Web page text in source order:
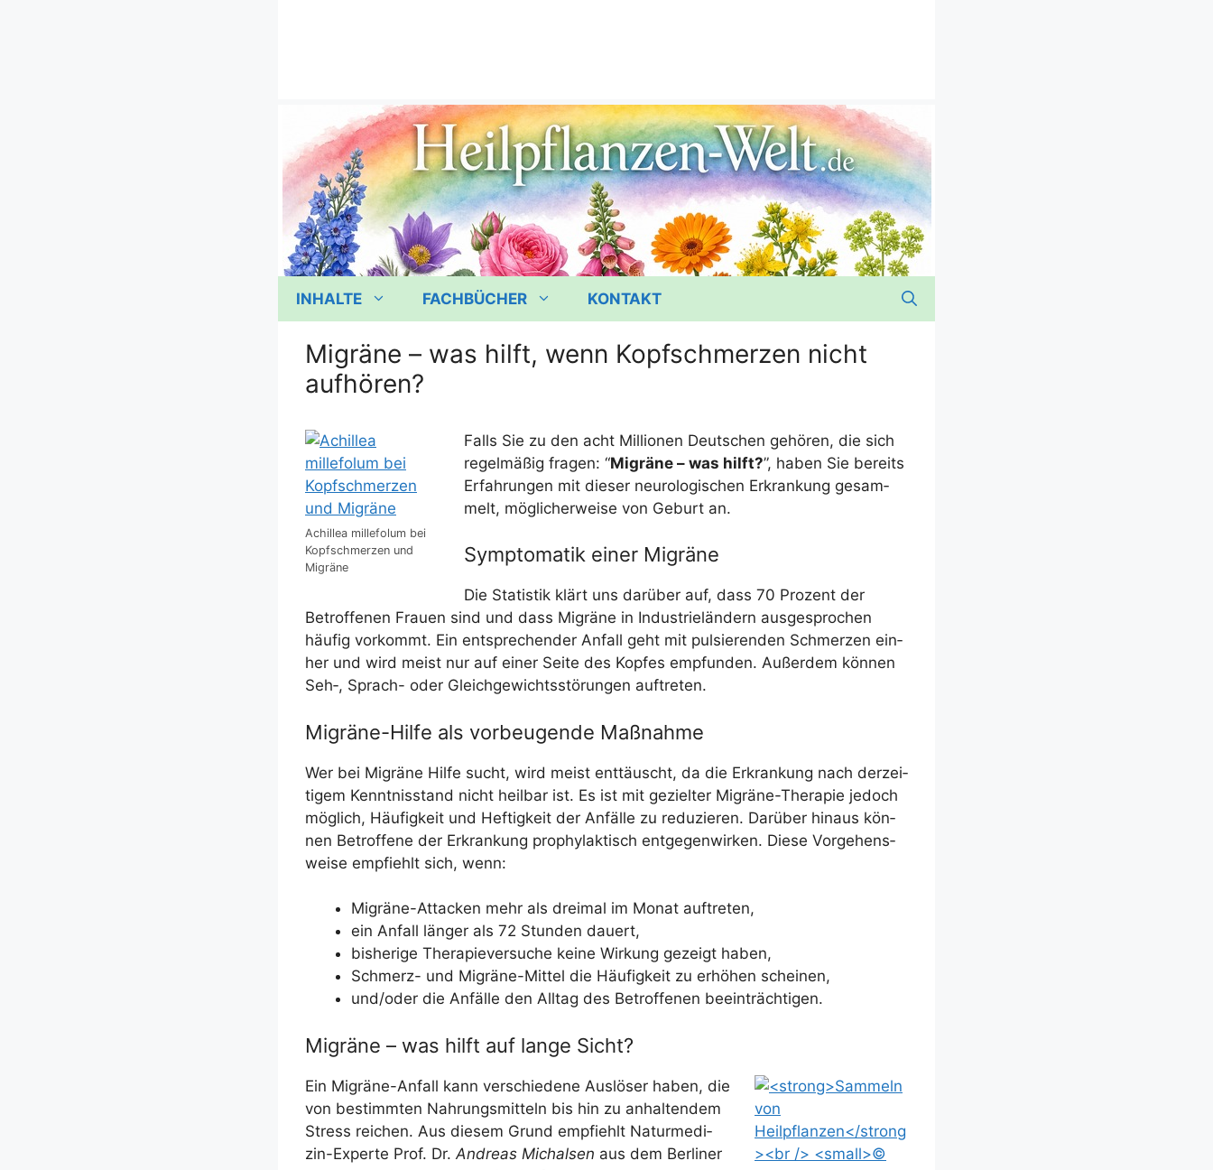
INHALTE FACHBÜCHER KONTAKT
Migräne – was hilft, wenn Kopfschmerzen nicht
aufhören?
Achil­lea mil­le­fo­lum bei
Kopf­schmer­zen und
Migräne
Falls Sie zu den acht Mil­lio­nen Deut­schen gehö­ren, die sich
regel­mä­ßig fra­gen: “Migrä­ne – was hilft?”, haben Sie bereits
Erfah­run­gen mit die­ser neu­ro­lo­gi­schen Erkran­kung gesam­
melt, mög­li­cher­wei­se von Geburt an.
Symptomatik einer Migräne
Die Sta­tis­tik klärt uns dar­über auf, dass 70 Pro­zent der
Betrof­fe­nen Frau­en sind und dass Migrä­ne in Indus­trie­län­dern aus­ge­spro­chen
häu­fig vor­kommt. Ein ent­spre­chen­der Anfall geht mit pul­sie­ren­den Schmer­zen ein­
her und wird meist nur auf einer Sei­te des Kop­fes emp­fun­den. Außer­dem kön­nen
Seh‑, Sprach- oder Gleich­ge­wichts­stö­run­gen auftreten.
Migräne-Hilfe als vorbeugende Maßnahme
Wer bei Migrä­ne Hil­fe sucht, wird meist ent­täuscht, da die Erkran­kung nach der­zei­
ti­gem Kennt­nis­stand nicht heil­bar ist. Es ist mit geziel­ter Migrä­ne-The­ra­pie jedoch
mög­lich, Häu­fig­keit und Hef­tig­keit der Anfäl­le zu redu­zie­ren. Dar­über hin­aus kön­
nen Betrof­fe­ne der Erkran­kung pro­phy­lak­tisch ent­ge­gen­wir­ken. Die­se Vor­ge­hens­
wei­se emp­fiehlt sich, wenn:
Migrä­ne-Atta­cken mehr als drei­mal im Monat auftreten,
ein Anfall län­ger als 72 Stun­den dauert,
bis­he­ri­ge The­ra­pie­ver­su­che kei­ne Wir­kung gezeigt haben,
Schmerz- und Migrä­ne-Mit­tel die Häu­fig­keit zu erhö­hen scheinen,
und/​oder die Anfäl­le den All­tag des Betrof­fe­nen beeinträchtigen.
Migräne – was hilft auf lange Sicht?
Ein Migrä­ne-Anfall kann ver­schie­de­ne Aus­lö­ser haben, die
von bestimm­ten Nah­rungs­mit­teln bis hin zu anhal­ten­dem
Stress rei­chen. Aus die­sem Grund emp­fiehlt Natur­me­di­
zin-Exper­te Prof. Dr. Andre­as Mich­al­sen aus dem Ber­li­ner